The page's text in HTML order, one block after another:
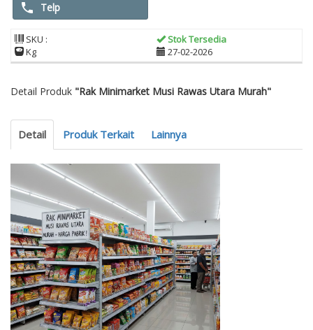
Telp
SKU :
Stok Tersedia
Kg
27-02-2026
Detail Produk "Rak Minimarket Musi Rawas Utara Murah"
Detail Produk Terkait Lainnya